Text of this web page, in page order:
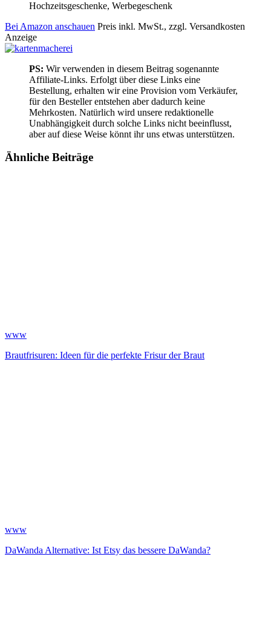
Hochzeitsgeschenke, Werbegeschenk
Bei Amazon anschauen Preis inkl. MwSt., zzgl. Versandkosten
Anzeige
PS: Wir verwenden in diesem Beitrag sogenannte
Affiliate-Links. Erfolgt über diese Links eine
Bestellung, erhalten wir eine Provision vom Verkäufer,
für den Besteller entstehen aber dadurch keine
Mehrkosten. Natürlich wird unsere redaktionelle
Unabhängigkeit durch solche Links nicht beeinflusst,
aber auf diese Weise könnt ihr uns etwas unterstützen.
Ähnliche Beiträge
www
Brautfrisuren: Ideen für die perfekte Frisur der Braut
www
DaWanda Alternative: Ist Etsy das bessere DaWanda?